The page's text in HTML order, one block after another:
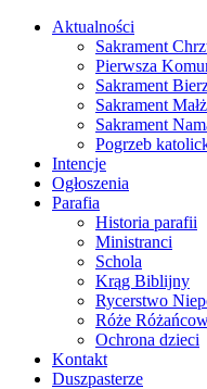
Skip
Aktualności
Sakrament
Pierwsza
Sakrament
Sakrament
Sakrament
Pogrzeb
Intencje
Ogłoszenia
Parafia
Historia parafii
Ministranci
Schola
Krąg Biblijny
Rycerstwo
Róże
Ochrona dzieci
Kontakt
Duszpasterze